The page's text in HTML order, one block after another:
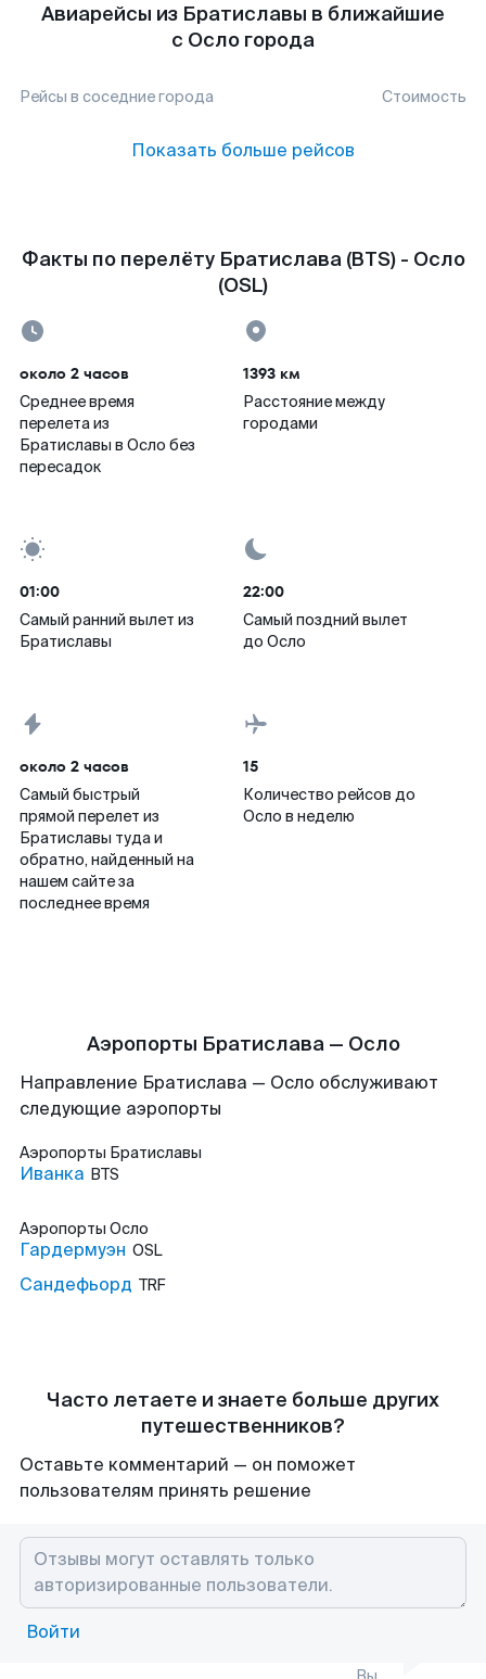
Авиарейсы из Братиславы в ближайшие
с Осло города
Рейсы в соседние города Стоимость
Показать больше рейсов
Факты по перелёту Братислава (BTS) - Осло
(OSL)
около 2 часов
Среднее время
перелета из
Братиславы в Осло без
пересадок
1393 км
Расстояние между
городами
01:00
Самый ранний вылет из
Братиславы
22:00
Самый поздний вылет
до Осло
около 2 часов
Самый быстрый
прямой перелет из
Братиславы туда и
обратно, найденный на
нашем сайте за
последнее время
15
Количество рейсов до
Осло в неделю
Аэропорты Братислава — Осло
Направление Братислава — Осло обслуживают
следующие аэропорты
Аэропорты Братиславы
Иванка BTS
Аэропорты Осло
Гардермуэн OSL
Сандефьорд TRF
Часто летаете и знаете больше других
путешественников?
Оставьте комментарий — он поможет
пользователям принять решение
Войти